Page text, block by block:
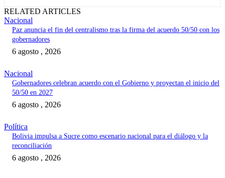
RELATED ARTICLES
Nacional
Paz anuncia el fin del centralismo tras la firma del acuerdo 50/50 con los
gobernadores
6 agosto , 2026
Nacional
Gobernadores celebran acuerdo con el Gobierno y proyectan el inicio del
50/50 en 2027
6 agosto , 2026
Política
Bolivia impulsa a Sucre como escenario nacional para el diálogo y la
reconciliación
6 agosto , 2026